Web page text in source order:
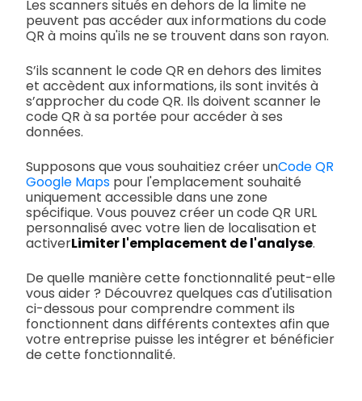
Les scanners situés en dehors de la limite ne
peuvent pas accéder aux informations du code
QR à moins qu'ils ne se trouvent dans son rayon.
S’ils scannent le code QR en dehors des limites
et accèdent aux informations, ils sont invités à
s’approcher du code QR. Ils doivent scanner le
code QR à sa portée pour accéder à ses
données.
Supposons que vous souhaitiez créer unCode QR
Google Maps pour l'emplacement souhaité
uniquement accessible dans une zone
spécifique. Vous pouvez créer un code QR URL
personnalisé avec votre lien de localisation et
activerLimiter l'emplacement de l'analyse.
De quelle manière cette fonctionnalité peut-elle
vous aider ? Découvrez quelques cas d'utilisation
ci-dessous pour comprendre comment ils
fonctionnent dans différents contextes afin que
votre entreprise puisse les intégrer et bénéficier
de cette fonctionnalité.